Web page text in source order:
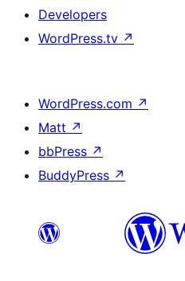
Developers
WordPress.tv ↗
WordPress.com ↗
Matt ↗
bbPress ↗
BuddyPress ↗